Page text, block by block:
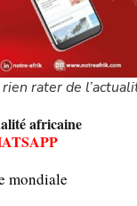
rater de
africaine
mondiale